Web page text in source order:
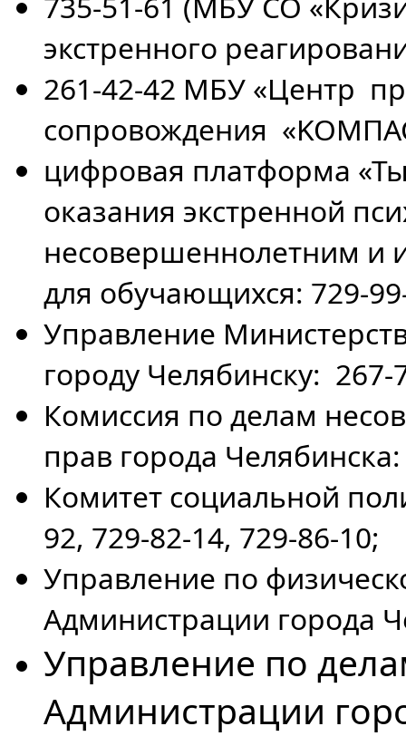
экстренного
261-42-42 МБУ «Центр
сопровождения
цифровая платформа
оказания экстренной
несовершеннолетним и
для обучающихся: 729-
Управление
городу Челябинску: 267-
Комиссия по делам
прав города
Комитет социальной
92, 729-82-14, 729-86-10;
Управление по
Администрации города
Управление по
Администрации